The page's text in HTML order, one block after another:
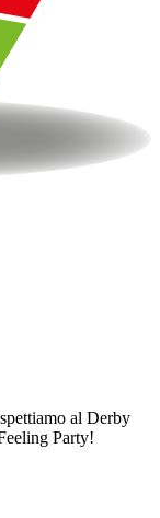
al Derby
Party!